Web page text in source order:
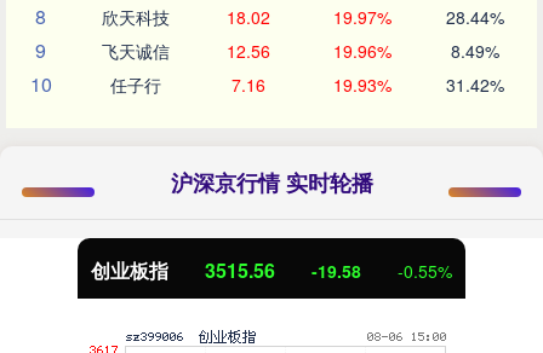
8 欣天科技 18.02 19.97% 28.44%
9 飞天诚信 12.56 19.96% 8.49%
10 任子行 7.16 19.93% 31.42%
沪深京行情 实时轮播
创业板指 3515.56 -19.58 -0.55%